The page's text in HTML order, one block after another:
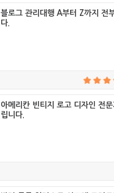
블로그 관리대행 A부터 Z까지 전
다.
아메리칸 빈티지 로고 디자인 전
립니다.